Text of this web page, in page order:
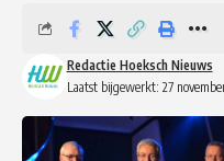
Laatst bijgewerkt: 27
Redactie Hoeksch Nieuws